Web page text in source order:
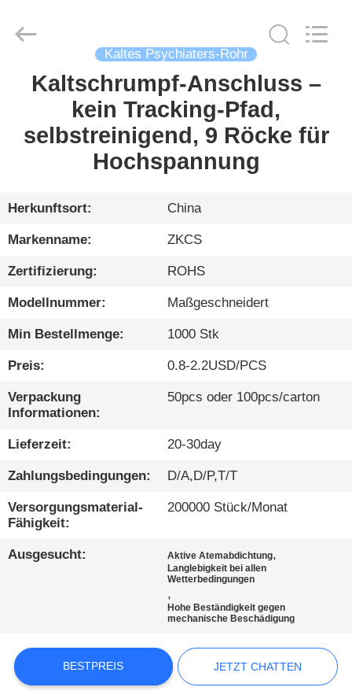
HEIM
PRODUKTE
ÜBER
WERKSBESICHTIGUNG
QUALITÄTSKONTROLLE
KONTAKTIEREN
NEUIGKEITEN
FÄLLE
SITEMAP
LTD.
Kaltes Psychiaters-Rohr
Kaltschrumpf-Anschluss –
kein Tracking-Pfad,
selbstreinigend, 9 Röcke für
Hochspannung
Herkunftsort: China
Markenname: ZKCS
Zertifizierung: ROHS
Modellnummer: Maßgeschneidert
Min Bestellmenge: 1000 Stk
Preis: 0.8-2.2USD/PCS
Verpackung
Informationen:
50pcs oder 100pcs/carton
Lieferzeit: 20-30day
Zahlungsbedingungen: D/A,D/P,T/T
Versorgungsmaterial-
Fähigkeit:
200000 Stück/Monat
Ausgesucht: Aktive Atemabdichtung,
Langlebigkeit bei allen
Wetterbedingungen
,
Hohe Beständigkeit gegen
mechanische Beschädigung
BESTPREIS JETZT CHATTEN